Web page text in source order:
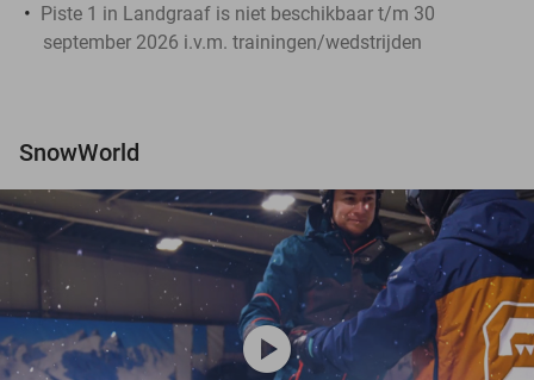
Piste 1 in Landgraaf is niet beschikbaar t/m 30
september 2026 i.v.m. trainingen/wedstrijden
SnowWorld
play_circle